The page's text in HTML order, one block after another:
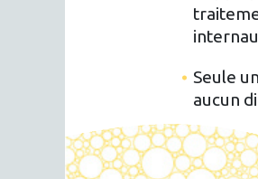
Seule
aucun